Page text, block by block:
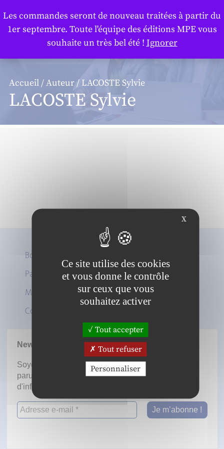
Accueil/Auteur/ LACOSTE Sylvie
LACOSTE Sylvie
Boutique
Panier
Mon compte
Contact
Twitter
LinkedIn
Newsletter
Soyez informé dès la mise en ligne des prochaines
parutions en vous inscrivant à notre lettre
d'information.
Les commandes seront de nouveau traitées à partir du
1er septembre. Toute l'équipe des éditions MPE vous
souhaite un très bel été ! Ignorer
X
Ce site utilise des cookies
et vous donne le contrôle
sur ceux que vous
souhaitez activer
Tout accepter
Tout refuser
Personnaliser